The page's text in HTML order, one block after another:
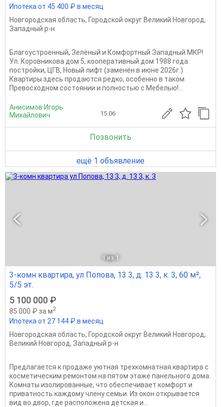
Ипотека от 45 400 ₽ в месяц
Новгородская область, Городской округ Великий Новгород,
Западный р-н
Благоустроенный, Зелёный и Комфортный Западный МКР!
Ул. Коровникова дом 5, кооперативный дом 1988 года
постройки, ЦГВ, Новый лифт (заменён в июне 2026г.)
Квартиры здесь продаются редко, особенно в таком
Превосходном состоянии и полностью с Мебелью!...
Анисимов Игорь
Михайлович
15.06
Позвонить
ещё 1 объявление
1 из 1
3-комн квартира, ул Попова, 13 3, д. 13 3, к. 3, 60 м²,
5/5 эт.
5 100 000 ₽
85 000 ₽ за м2
Ипотека от 27 144 ₽ в месяц
Новгородская область, Городской округ Великий Новгород,
Великий Новгород, Западный р-н
Предлагается к продаже уютная трехкомнатная квартира с
косметическим ремонтом на пятом этаже панельного дома.
Комнаты изолированные, что обеспечивает комфорт и
приватность каждому члену семьи. Из окон открывается
вид во двор, где расположена детская и...